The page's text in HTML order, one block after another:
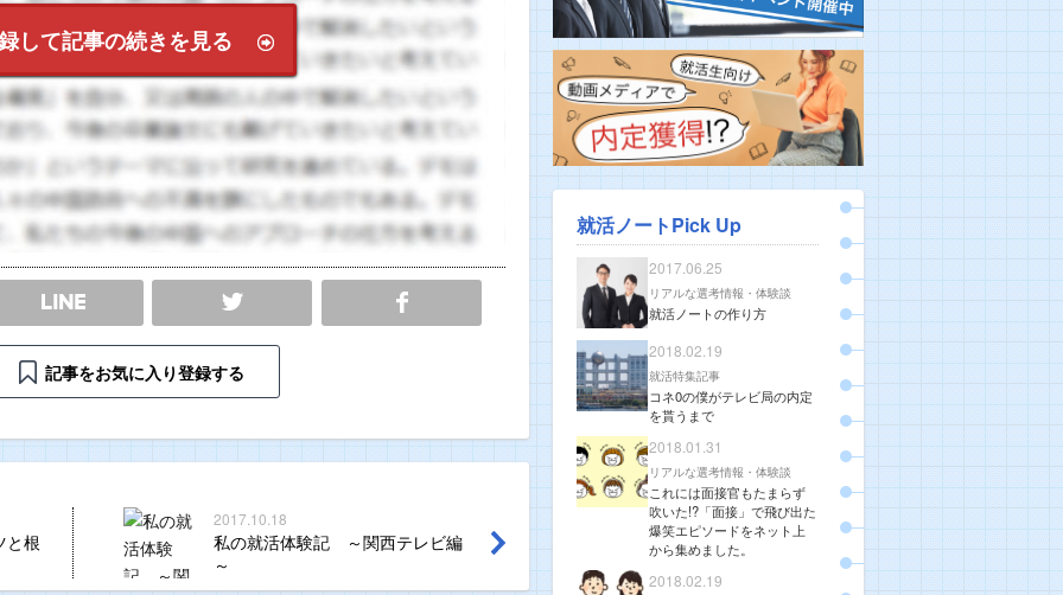
して記事の続きを見る
SHARE
記事をお気に入り登録する
と根
2017.10.18
私の就活体験記 ～関西テレビ編
～
就活ノートPick Up
2017.06.25
リアルな選考情報・体験談
就活ノートの作り方
2018.02.19
就活特集記事
コネ0の僕がテレビ局の内定
を貰うまで
2018.01.31
リアルな選考情報・体験談
これには面接官もたまらず
吹いた!?「面接」で飛び出た
爆笑エピソードをネット上
から集めました。
2018.02.19